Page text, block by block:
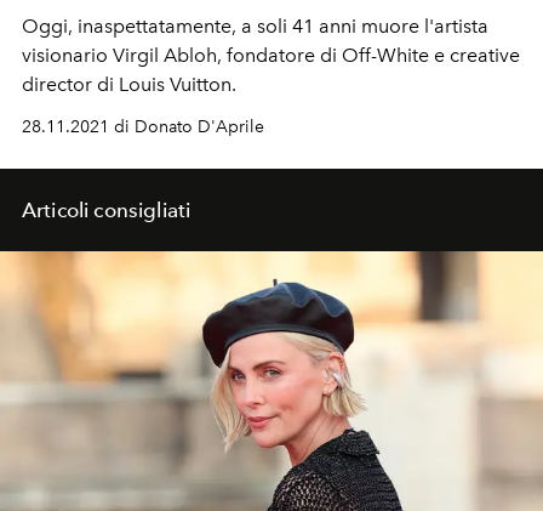
Oggi, inaspettatamente, a soli 41 anni muore l'artista
visionario Virgil Abloh, fondatore di Off-White e creative
director di Louis Vuitton.
28.11.2021 di Donato D'Aprile
Articoli consigliati